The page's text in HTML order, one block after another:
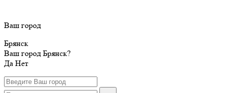
Ваш город
Брянск
Ваш город Брянск?
Да Нет